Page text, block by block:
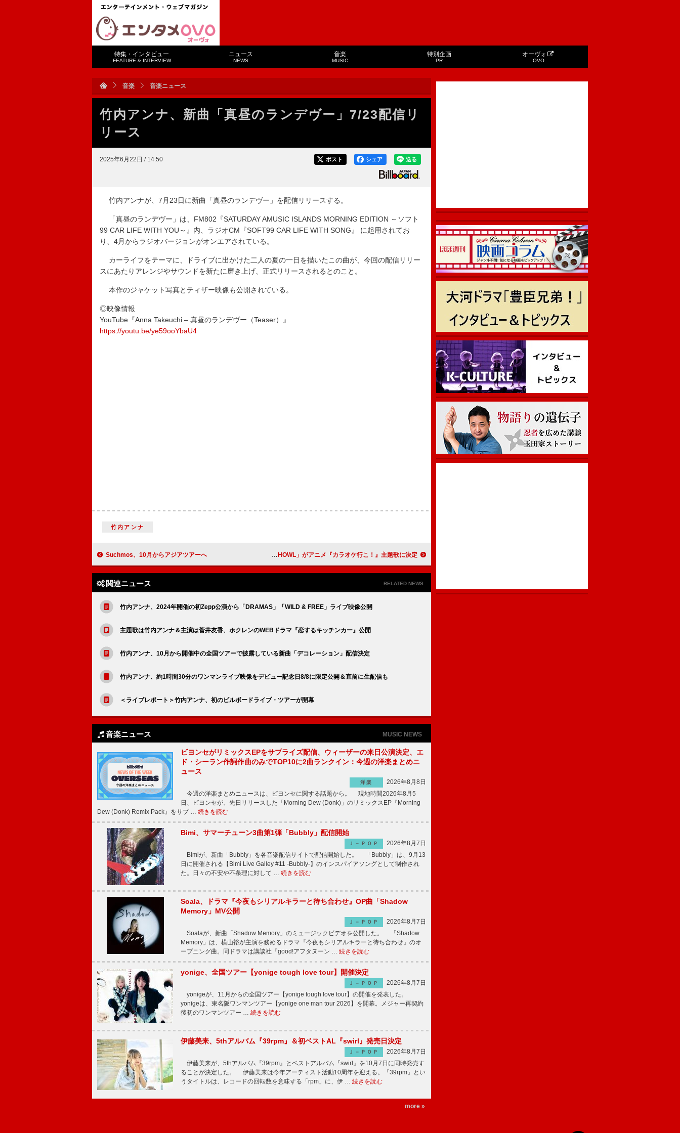
特集・インタビュー
FEATURE & INTERVIEW
ニュース
NEWS
音楽
MUSIC
特別企画
PR
オーヴォ
OVO
音楽 音楽ニュース
竹内アンナ、新曲「真昼のランデヴー」7/23配信リ
リース
2025年6月22日 / 14:50 送る
シェア
ポスト
竹内アンナが、7月23日に新曲「真昼のランデヴー」を配信リリースする。
「真昼のランデヴー」は、FM802『SATURDAY AMUSIC ISLANDS MORNING EDITION ～ソフト
99 CAR LIFE WITH YOU～』内、ラジオCM『SOFT99 CAR LIFE WITH SONG』 に起用されてお
り、4月からラジオバージョンがオンエアされている。
カーライフをテーマに、ドライブに出かけた二人の夏の一日を描いたこの曲が、今回の配信リリー
スにあたりアレンジやサウンドを新たに磨き上げ、正式リリースされるとのこと。
本作のジャケット写真とティザー映像も公開されている。
◎映像情報
YouTube『Anna Takeuchi – 真昼のランデヴー（Teaser）』
https://youtu.be/ye59ooYbaU4
竹内アンナ
Suchmos、10月からアジアツアーへ Ayumu Imazu、新曲「HOWL」がアニメ『カラオケ行こ！』主題歌に決定
関連ニュース RELATED NEWS
竹内アンナ、2024年開催の初Zepp公演から「DRAMAS」「WILD & FREE」ライブ映像公開
主題歌は竹内アンナ＆主演は菅井友香、ホクレンのWEBドラマ『恋するキッチンカー』公開
竹内アンナ、10月から開催中の全国ツアーで披露している新曲「デコレーション」配信決定
竹内アンナ、約1時間30分のワンマンライブ映像をデビュー記念日8/8に限定公開＆直前に生配信も
＜ライブレポート＞竹内アンナ、初のビルボードライブ・ツアーが開幕
音楽ニュース MUSIC NEWS
ビヨンセがリミックスEPをサプライズ配信、ウィーザーの来日公演決定、エ
ド・シーラン作詞作曲のみでTOP10に2曲ランクイン：今週の洋楽まとめニ
ュース
洋楽
2026年8月8日
今週の洋楽まとめニュースは、ビヨンセに関する話題から。 現地時間2026年8月5
日、ビヨンセが、先日リリースした「Morning Dew (Donk)」のリミックスEP『Morning
Dew (Donk) Remix Pack』をサプ … 続きを読む
Bimi、サマーチューン3曲第1弾「Bubbly」配信開始
Ｊ－ＰＯＰ
2026年8月7日
Bimiが、新曲「Bubbly」を各音楽配信サイトで配信開始した。 「Bubbly」は、9月13
日に開催される【Bimi Live Galley #11 -Bubbly-】のインスパイアソングとして制作され
た。日々の不安や不条理に対して … 続きを読む
Soala、ドラマ『今夜もシリアルキラーと待ち合わせ』OP曲「Shadow
Memory」MV公開
Ｊ－ＰＯＰ
2026年8月7日
Soalaが、新曲「Shadow Memory」のミュージックビデオを公開した。 「Shadow
Memory」は、横山裕が主演を務めるドラマ『今夜もシリアルキラーと待ち合わせ』のオ
ープニング曲。同ドラマは講談社『good!アフタヌーン … 続きを読む
yonige、全国ツアー【yonige tough love tour】開催決定
Ｊ－ＰＯＰ
2026年8月7日
yonigeが、11月からの全国ツアー【yonige tough love tour】の開催を発表した。
yonigeは、東名阪ワンマンツアー【yonige one man tour 2026】を開幕。メジャー再契約
後初のワンマンツアー … 続きを読む
伊藤美来、5thアルバム『39rpm』＆初ベストAL『swirl』発売日決定
Ｊ－ＰＯＰ
2026年8月7日
伊藤美来が、5thアルバム『39rpm』とベストアルバム『swirl』を10月7日に同時発売す
ることが決定した。 伊藤美来は今年アーティスト活動10周年を迎える。『39rpm』とい
うタイトルは、レコードの回転数を意味する「rpm」に、伊 … 続きを読む
more »